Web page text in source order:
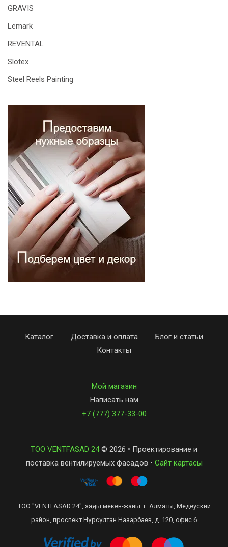
GRAVIS
Lemark
REVENTAL
Slotex
Steel Reels Painting
Каталог Доставка и оплата
Блог и статьи
Контакты
Мой магазин
Написать нам
+7 (777) 377-33-00
ТОО VENTFASAD 24© 2026 • Проектирование и
поставка вентилируемых фасадов • Сайт картасы
ТОО "VENTFASAD 24", заңды мекен-жайы: г. Алматы, Медеуский
район, проспект Нұрсұлтан Назарбаев, д. 120, офис 6